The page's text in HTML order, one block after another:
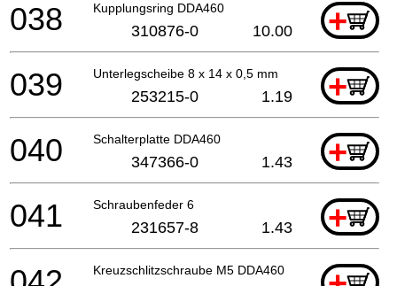
Kupplungsring DDA460 +
038 310876-0 10.00
Unterlegscheibe 8 x 14 x 0,5 mm +
039 253215-0 1.19
Schalterplatte DDA460 +
040 347366-0 1.43
Schraubenfeder 6 +
041 231657-8 1.43
Kreuzschlitzschraube M5 DDA460